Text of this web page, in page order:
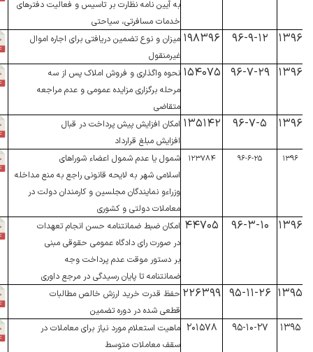
به آیین نامه نظارت بر تاسیس و فعالیت دفترهای
خدمات مسافرتی، سیاحتی
۱۳۹۶ ۹۶-۹-۱۲ ۱۹۸۳۹۶ میزان و نوع تضمین دریافتی برای اجاره اموال
غیرمنقول
۱۳۹۶ ۹۶-۷-۲۹ ۱۵۴۰۷۵
مرحله برگزاری مزایده عمومی و عدم مراجعه
متقاضی
۱۳۹۶ ۹۶-۷-۵ ۱۳۵۱۴۲
افزایش مبلغ قرارداد
۱۳۹۶ ۹۶-۶-۲۵ ۱۲۳۷۸۴
اسلامی شهر به لایحه قانونی راجع به منع مداخله
وزراءو نمایندگان مجلسین و کارمندان دولت در
معاملات دولتی و کشوری
۱۳۹۶ ۹۶-۳-۱۰ ۴۴۷۰۵ امکان ضبط ضمانتنامه حسن انجام تعهدات
در صورت رای دادگاه عمومی حقوقی مبنی
بر دستور موقت عدم پرداخت وجه
ضمانتنامه تا پایان رسیدگی در مرجع داوری
۱۳۹۵ ۹۵-۱۱-۲۶ ۲۲۶۳۹۹ حفظ قدرت خرید ارزش خالص مطالبات
قطعی شده در دوره تضمین
۱۳۹۵ ۹۵-۱۰-۲۷ ۲۰۱۵۷۸ ماهیت استعلام مورد نیاز برای معاملات در
سقف معاملات متوسط